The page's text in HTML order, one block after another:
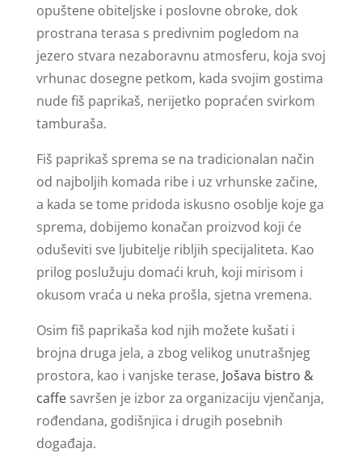
opuštene obiteljske i poslovne obroke, dok
prostrana terasa s predivnim pogledom na
jezero stvara nezaboravnu atmosferu, koja svoj
vrhunac dosegne petkom, kada svojim gostima
nude fiš paprikaš, nerijetko popraćen svirkom
tamburaša.
Fiš paprikaš sprema se na tradicionalan način
od najboljih komada ribe i uz vrhunske začine,
a kada se tome pridoda iskusno osoblje koje ga
sprema, dobijemo konačan proizvod koji će
oduševiti sve ljubitelje ribljih specijaliteta. Kao
prilog poslužuju domaći kruh, koji mirisom i
okusom vraća u neka prošla, sjetna vremena.
Osim fiš paprikaša kod njih možete kušati i
brojna druga jela, a zbog velikog unutrašnjeg
prostora, kao i vanjske terase, Jošava bistro &
caffesavršen je izbor za organizaciju vjenčanja,
rođendana, godišnjica i drugih posebnih
događaja.